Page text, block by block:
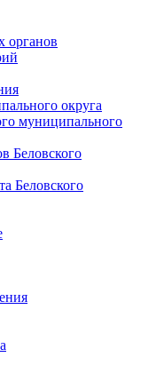
органов
округа
муниципального
Беловского
Беловского